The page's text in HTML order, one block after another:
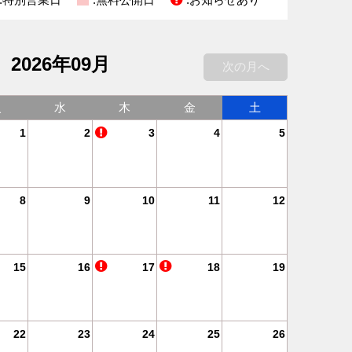
2026年09月
水 木 金 土
1 2 3 4 5
8 9 10 11 12
15 16 17 18 19
22 23 24 25 26
次の月へ